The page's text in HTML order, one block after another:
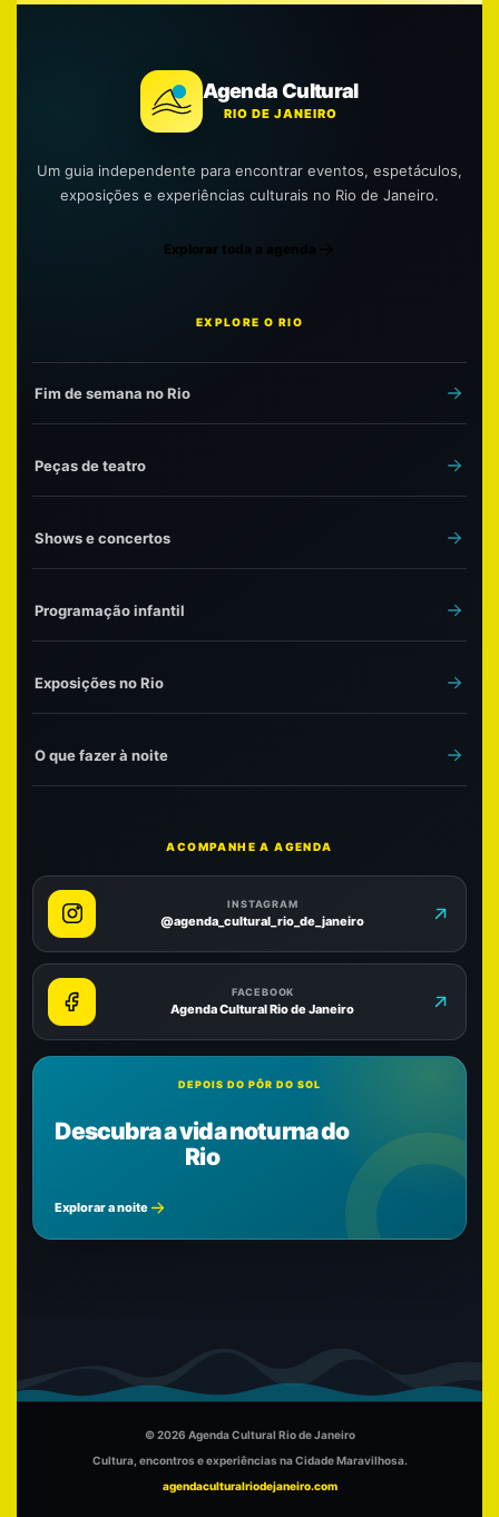
Agenda Cultural
RIO DE JANEIRO
Um guia independente para encontrar eventos, espetáculos,
exposições e experiências culturais no Rio de Janeiro.
Explorar toda a agenda
EXPLORE O RIO
Fim de semana no Rio
Peças de teatro
Shows e concertos
Programação infantil
Exposições no Rio
O que fazer à noite
ACOMPANHE A AGENDA
INSTAGRAM
@agenda_cultural_rio_de_janeiro
FACEBOOK
Agenda Cultural Rio de Janeiro
DEPOIS DO PÔR DO SOL
Descubra a vida noturna do
Rio
Explorar a noite
© 2026 Agenda Cultural Rio de Janeiro
Cultura, encontros e experiências na Cidade Maravilhosa.
agendaculturalriodejaneiro.com